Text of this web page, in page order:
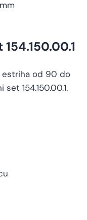
estriha od 90 do
154.150.00.1.